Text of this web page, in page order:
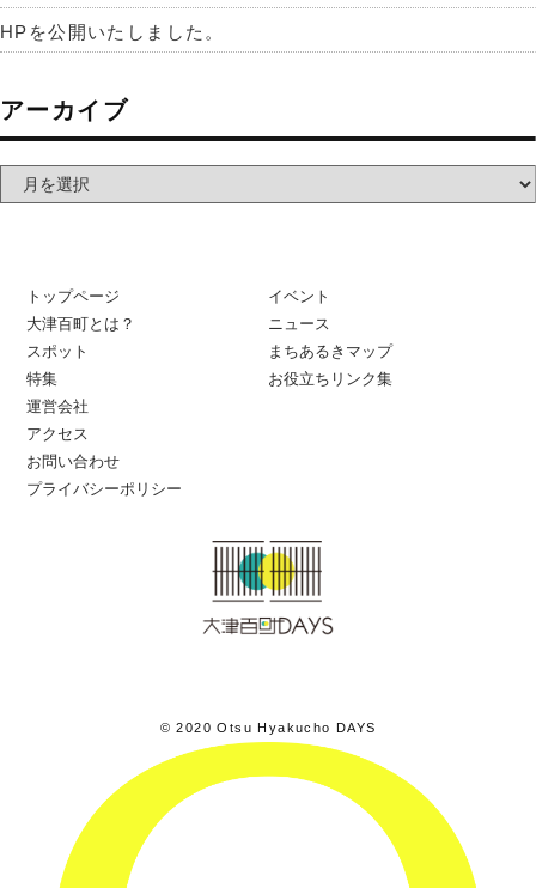
HPを公開いたしました。
アーカイブ
トップページ
大津百町とは？
スポット
特集
イベント
ニュース
まちあるきマップ
お役立ちリンク集
運営会社
アクセス
お問い合わせ
プライバシーポリシー
© 2020 Otsu Hyakucho DAYS